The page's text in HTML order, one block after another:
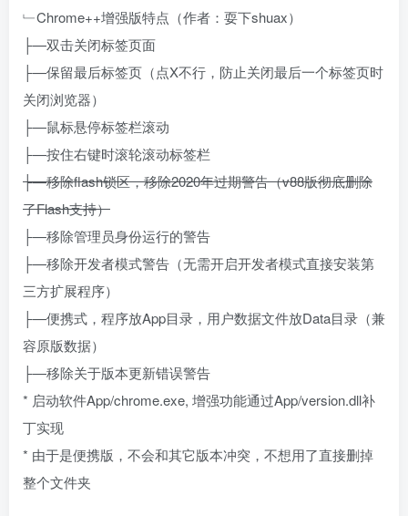
﹂Chrome++增强版特点（作者：耍下shuax）
├—双击关闭标签页面
├—保留最后标签页（点X不行，防止关闭最后一个标签页时
关闭浏览器）
├—鼠标悬停标签栏滚动
├—按住右键时滚轮滚动标签栏
├—移除flash锁区，移除2020年过期警告（v88版彻底删除
了Flash支持）
├—移除管理员身份运行的警告
├—移除开发者模式警告（无需开启开发者模式直接安装第
三方扩展程序）
├—便携式，程序放App目录，用户数据文件放Data目录（兼
容原版数据）
├—移除关于版本更新错误警告
* 启动软件App/chrome.exe, 增强功能通过App/version.dll补
丁实现
* 由于是便携版，不会和其它版本冲突，不想用了直接删掉
整个文件夹